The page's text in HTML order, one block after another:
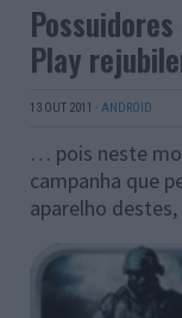
Play
13 OUT 2011 · ANDROID
… pois neste
campanha que
aparelho